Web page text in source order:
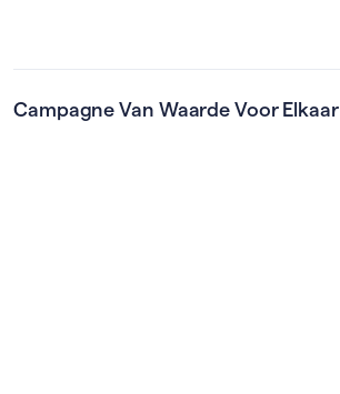
Campagne Van Waarde Voor Elkaar